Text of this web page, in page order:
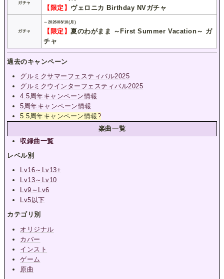
ガチャ
【限定】 ヴェロニカ Birthday NVガチャ
ガチャ
～2026/08/10(月)
【限定】夏のわがまま ～First Summer Vacation～ ガ
チャ
過去のキャンペーン
グルミクサマーフェスティバル2025
グルミクウインターフェスティバル2025
4.5周年キャンペーン情報
5周年キャンペーン情報
5.5周年キャンペーン情報?
楽曲一覧
収録曲一覧
レベル別
Lv16～Lv13+
Lv13～Lv10
Lv9～Lv6
Lv5以下
カテゴリ別
オリジナル
カバー
インスト
ゲーム
原曲